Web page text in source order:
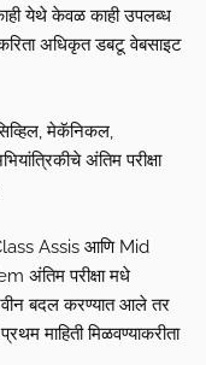
येथे केवळ काही उपलब्ध
अधिकृत डबटू वेबसाइट
मेकॅनिकल,
अंतिम परीक्षा
Assis आणि Mid
अंतिम परीक्षा मधे
बदल करण्यात आले तर
माहिती मिळवण्याकरीता